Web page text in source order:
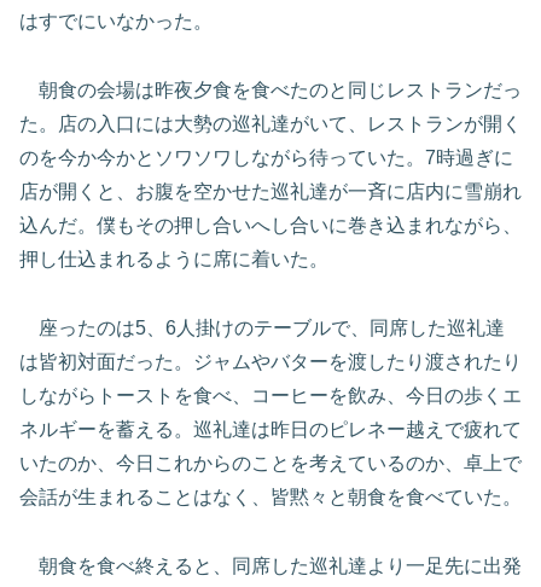
はすでにいなかった。
朝食の会場は昨夜夕食を食べたのと同じレストランだっ
た。店の入口には大勢の巡礼達がいて、レストランが開く
のを今か今かとソワソワしながら待っていた。7時過ぎに
店が開くと、お腹を空かせた巡礼達が一斉に店内に雪崩れ
込んだ。僕もその押し合いへし合いに巻き込まれながら、
押し仕込まれるように席に着いた。
座ったのは5、6人掛けのテーブルで、同席した巡礼達
は皆初対面だった。ジャムやバターを渡したり渡されたり
しながらトーストを食べ、コーヒーを飲み、今日の歩くエ
ネルギーを蓄える。巡礼達は昨日のピレネー越えで疲れて
いたのか、今日これからのことを考えているのか、卓上で
会話が生まれることはなく、皆黙々と朝食を食べていた。
朝食を食べ終えると、同席した巡礼達より一足先に出発